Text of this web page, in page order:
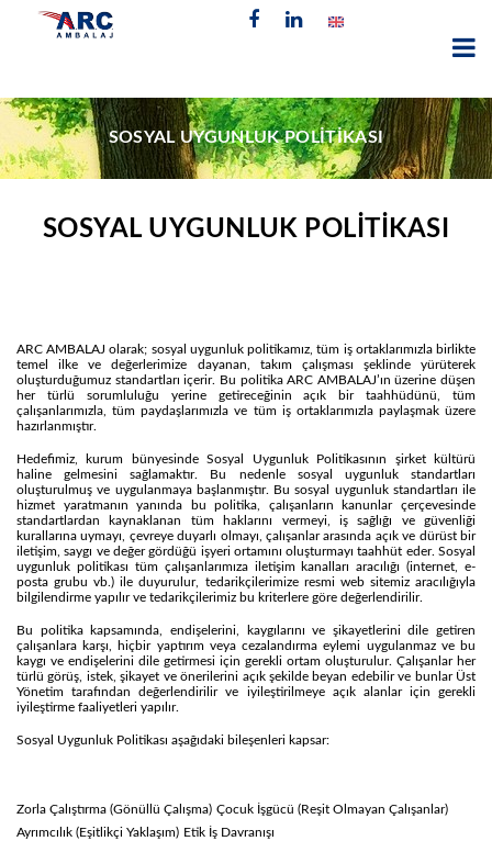
SOSYAL UYGUNLUK POLİTİKASI
SOSYAL UYGUNLUK POLİTİKASI
ARC AMBALAJ olarak; sosyal uygunluk politikamız, tüm iş ortaklarımızla birlikte
temel ilke ve değerlerimize dayanan, takım çalışması şeklinde yürüterek
oluşturduğumuz standartları içerir. Bu politika ARC AMBALAJ’ın üzerine düşen
her türlü sorumluluğu yerine getireceğinin açık bir taahhüdünü, tüm
çalışanlarımızla, tüm paydaşlarımızla ve tüm iş ortaklarımızla paylaşmak üzere
hazırlanmıştır.
Hedefimiz, kurum bünyesinde Sosyal Uygunluk Politikasının şirket kültürü
haline gelmesini sağlamaktır. Bu nedenle sosyal uygunluk standartları
oluşturulmuş ve uygulanmaya başlanmıştır. Bu sosyal uygunluk standartları ile
hizmet yaratmanın yanında bu politika, çalışanların kanunlar çerçevesinde
standartlardan kaynaklanan tüm haklarını vermeyi, iş sağlığı ve güvenliği
kurallarına uymayı, çevreye duyarlı olmayı, çalışanlar arasında açık ve dürüst bir
iletişim, saygı ve değer gördüğü işyeri ortamını oluşturmayı taahhüt eder. Sosyal
uygunluk politikası tüm çalışanlarımıza iletişim kanalları aracılığı (internet, e-
posta grubu vb.) ile duyurulur, tedarikçilerimize resmi web sitemiz aracılığıyla
bilgilendirme yapılır ve tedarikçilerimiz bu kriterlere göre değerlendirilir.
Bu politika kapsamında, endişelerini, kaygılarını ve şikayetlerini dile getiren
çalışanlara karşı, hiçbir yaptırım veya cezalandırma eylemi uygulanmaz ve bu
kaygı ve endişelerini dile getirmesi için gerekli ortam oluşturulur. Çalışanlar her
türlü görüş, istek, şikayet ve önerilerini açık şekilde beyan edebilir ve bunlar Üst
Yönetim tarafından değerlendirilir ve iyileştirilmeye açık alanlar için gerekli
iyileştirme faaliyetleri yapılır.
Sosyal Uygunluk Politikası aşağıdaki bileşenleri kapsar:
Zorla Çalıştırma (Gönüllü Çalışma) Çocuk İşgücü (Reşit Olmayan Çalışanlar)
Ayrımcılık (Eşitlikçi Yaklaşım) Etik İş Davranışı